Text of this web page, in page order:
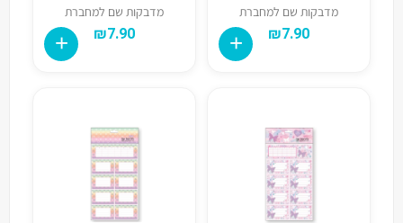
מדבקות שם למחברת
₪7.90
מדבקות שם למחברת
₪7.90